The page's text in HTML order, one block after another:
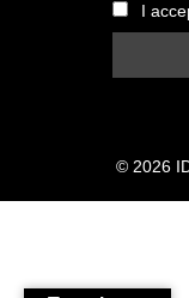
I
© 2026